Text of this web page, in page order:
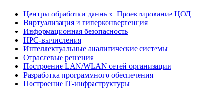
Центры обработки данных. Проектирование ЦОД
Виртуализация и гиперконвергенция
Информационная безопасность
HPC-вычисления
Интеллектуальные аналитические системы
Отраслевые решения
Построение LAN/WLAN сетей организации
Разработка программного обеспечения
Построение IT-инфраструктуры